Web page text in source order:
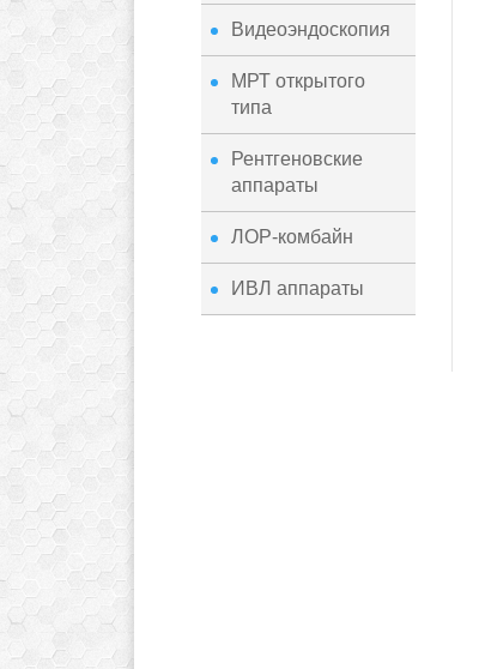
Видеоэндоскопия
МРТ открытого
типа
Рентгеновские
аппараты
ЛОР-комбайн
ИВЛ аппараты